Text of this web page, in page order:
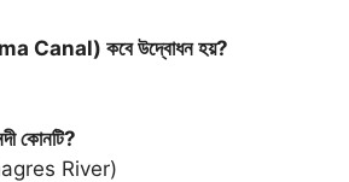
Canal) কবে উদ্বোধন হয়?
কোনটি?
River)